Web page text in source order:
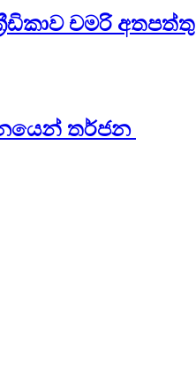
චමරි අතපත්තු
තර්ජන